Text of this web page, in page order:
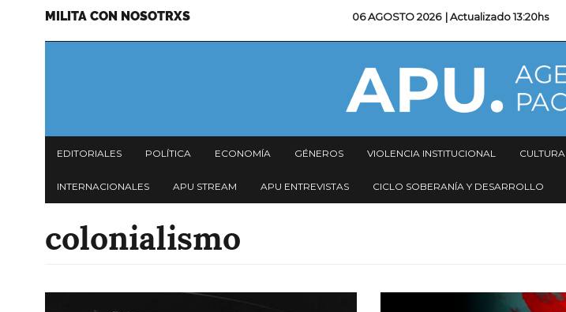
Menu
MILITA CON NOSOTRXS 06 AGOSTO 2026 | Actualizado13:20hs
Navegación
principal
EDITORIALES POLÍTICA ECONOMÍA GÉNEROS VIOLENCIA INSTITUCIONAL CULTURA
INTERNACIONALES APU STREAM APU ENTREVISTAS CICLO SOBERANÍA Y DESARROLLO
colonialismo